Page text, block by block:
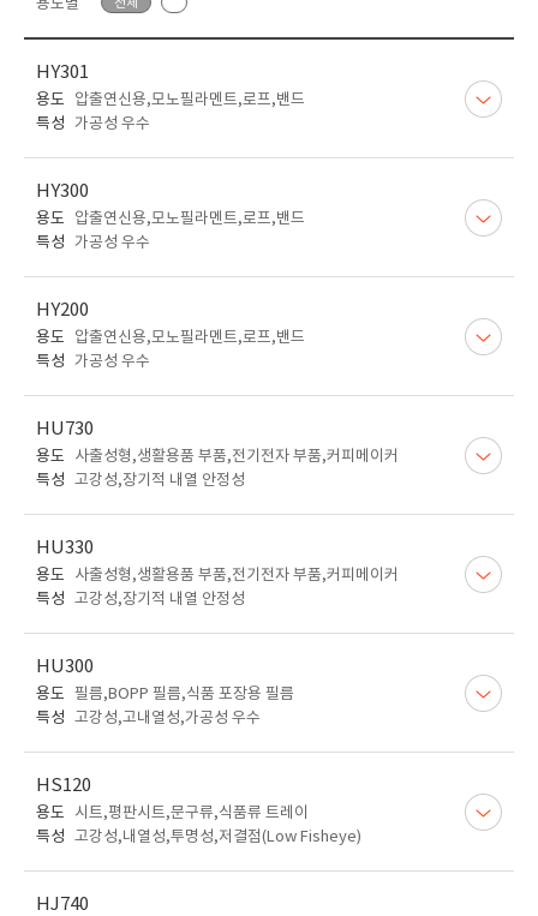
용도별
HY301
용도
압출연신용,모노필라멘트,로프,밴드
특성 가공성 우수
HY300
용도
압출연신용,모노필라멘트,로프,밴드
특성 가공성 우수
HY200
용도
압출연신용,모노필라멘트,로프,밴드
특성 가공성 우수
HU730
용도
사출성형,생활용품 부품,전기전자 부품,커피메이커
특성 고강성,장기적 내열 안정성
HU330
용도
사출성형,생활용품 부품,전기전자 부품,커피메이커
특성 고강성,장기적 내열 안정성
HU300
용도 필름,BOPP 필름,식품 포장용 필름
특성 고강성,고내열성,가공성 우수
HS120
용도
시트,평판시트,문구류,식품류 트레이
특성 고강성,내열성,투명성,저결점(Low Fisheye)
HJ740